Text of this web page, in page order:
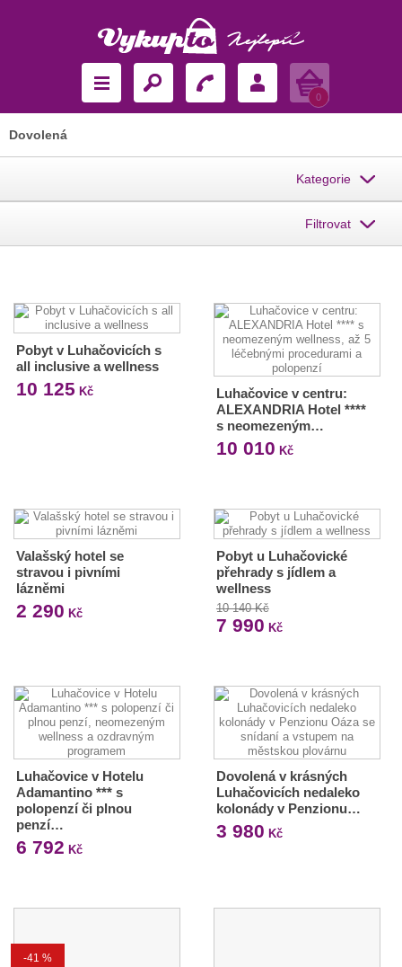
Košík
0
Dovolená
Kategorie
Filtrovat
Pobyt v Luhačovicích s
all inclusive a wellness
10 125 Kč
Luhačovice v centru:
ALEXANDRIA Hotel ****
s neomezeným…
10 010 Kč
Valašský hotel se
stravou i pivními
lázněmi
2 290 Kč
Pobyt u Luhačovické
přehrady s jídlem a
wellness
10 140 Kč
7 990 Kč
Luhačovice v Hotelu
Adamantino *** s
polopenzí či plnou
penzí…
6 792 Kč
Dovolená v krásných
Luhačovicích nedaleko
kolonády v Penzionu…
3 980 Kč
-41 %